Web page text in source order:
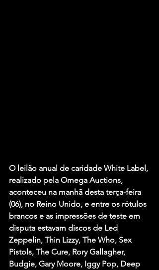
O leilão anual de caridade White Label,
realizado pela Omega Auctions,
aconteceu na manhã desta terça-feira
(06), no Reino Unido, e entre os rótulos
brancos e as impressões de teste em
disputa estavam discos de Led
Zeppelin, Thin Lizzy, The Who, Sex
Pistols, The Cure, Rory Gallagher,
Budgie, Gary Moore, Iggy Pop, Deep